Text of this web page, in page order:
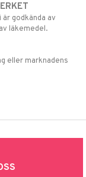
godkända av
läkemedel.
eller marknadens